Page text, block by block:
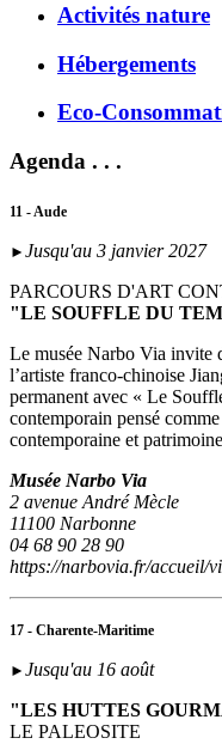
Activités nature
Hébergements
Eco-
Agenda . . .
11 - Aude
► Jusqu'au 3 janvier 2027
PARCOURS D'ART
"LE SOUFFLE DU
Le musée Narbo Via invite
l’artiste franco-chinoise
permanent avec « Le
contemporain pensé
contemporaine et
Musée Narbo Via
2 avenue André Mècle
11100 Narbonne
04 68 90 28 90
https://narbovia.fr/accueil/
17 - Charente-Maritime
► Jusqu'au 16 août
"LES HUTTES
LE PALEOSITE